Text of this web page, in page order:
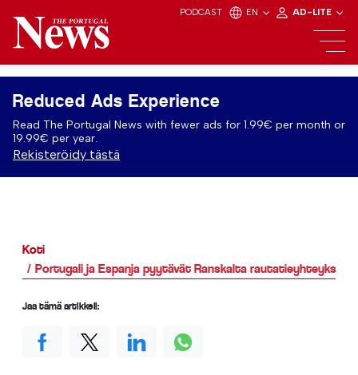
PODCAST EN AD-LITE
Reduced Ads Experience
Read The Portugal News with fewer ads for 1.99€ per month or
19.99€ per year.
Rekisteröidy tästä
Koti
Portugali ja Espanja pyytävät Ranskalta rautatieyhteyksiä
Jaa tämä artikkeli: